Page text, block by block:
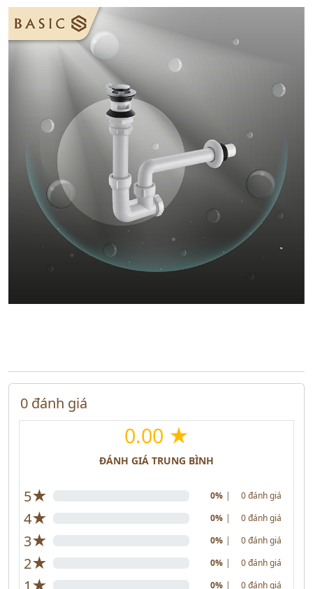
0 đánh giá
0.00 ★
ĐÁNH GIÁ TRUNG BÌNH
5★ 0% | 0 đánh giá
4★ 0% | 0 đánh giá
3★ 0% | 0 đánh giá
2★ 0% | 0 đánh giá
0% | 0 đánh giá